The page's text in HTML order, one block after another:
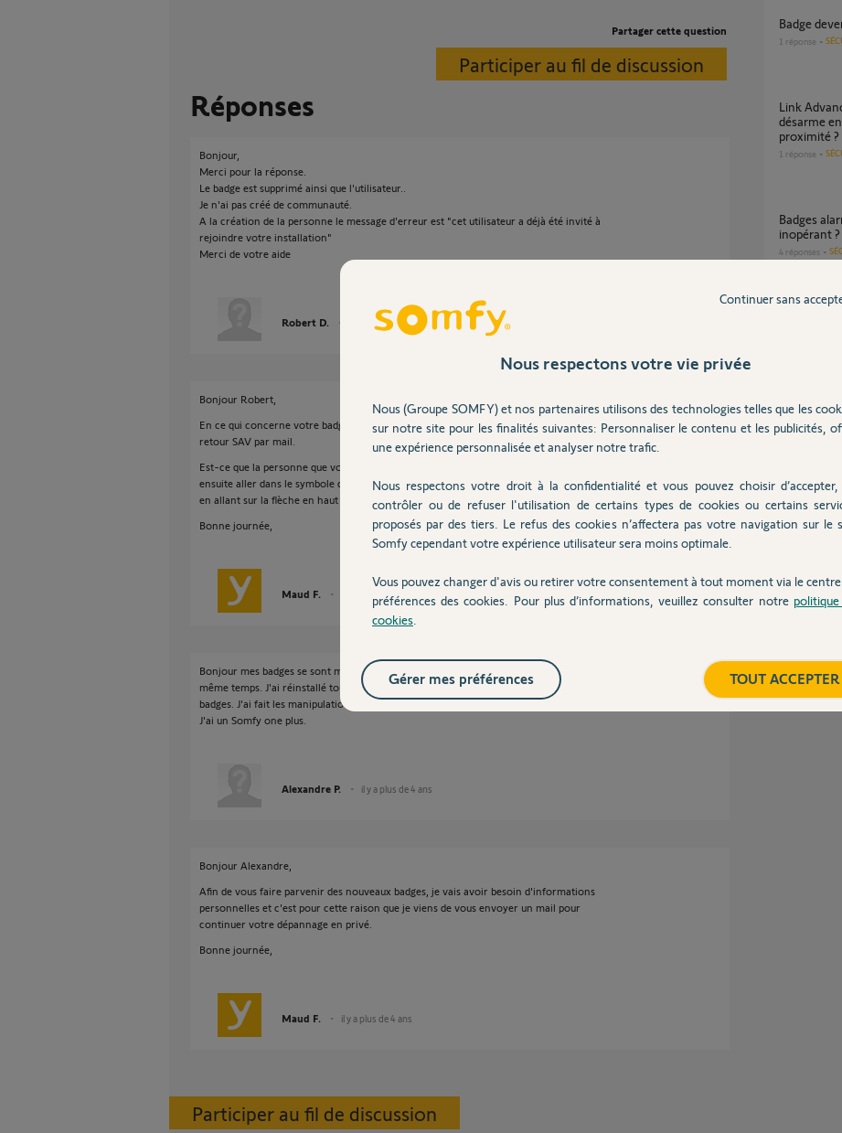
Partager cette question
Participer au fil de discussion
Réponses
Bonjour,
Merci pour la réponse.
Le badge est supprimé ainsi que l'utilisateur..
Je n'ai pas créé de communauté.
A la création de la personne le message d'erreur est "cet utilisateur a déjà été invité à
rejoindre votre installation"
Merci de votre aide
Robert D. il y a environ 5 ans
Bonjour Robert,
En ce qui concerne votre badge, je peux vous envoyer les documents nécessaire pour le
retour SAV par mail.
Est-ce que la personne que vous souhaitez rajouter peut se connecter sur l'application
ensuite aller dans le symbole du bouclier en bas à gauche et sélectionner votre habitation
en allant sur la flèche en haut de l'écran ?
Bonne journée,
Maud F. il y a environ 5 ans
Bonjour mes badges se sont mis à ne plus fonctionner depuis aujourd'hui. 3 badges en
même temps. J'ai réinstallé toute mon installation, j'ai réussi à tout réinstaller sauf les
badges. J'ai fait les manipulation des touches, changer les piles rien n'y fait.
J'ai un Somfy one plus.
Alexandre P. il y a plus de 4 ans
Bonjour Alexandre,
Afin de vous faire parvenir des nouveaux badges, je vais avoir besoin d'informations
personnelles et c'est pour cette raison que je viens de vous envoyer un mail pour
continuer votre dépannage en privé.
Bonne journée,
Maud F. il y a plus de 4 ans
Participer au fil de discussion
badge
1 réponse
Link Advanced : pourquoi le mode nuit se
désarme
proximité ?
1 réponse
Badges alarme somfy home essential
inopérant ?
4 réponses
Nous respectons votre vie privée
Nous (Groupe SOMFY) et nos partenaires utilisons des technologies telles que les
sur notre site pour les finalités suivantes: Personnaliser le contenu et les publicités,
une expérience personnalisée et analyser notre trafic.
Nous respectons votre droit à la confidentialité et vous pouvez choisir d’accepter,
contrôler ou de refuser l'utilisation de certains types de cookies ou certains
proposés par des tiers. Le refus des cookies n’affectera pas votre navigation sur le
Somfy cependant votre expérience utilisateur sera moins optimale.
Vous pouvez changer d'avis ou retirer votre consentement à tout moment via le
préférences des cookies. Pour plus d’informations, veuillez consulter notre
cookies
Continuer sans
TOUT ACCEPTER
Gérer mes préférences